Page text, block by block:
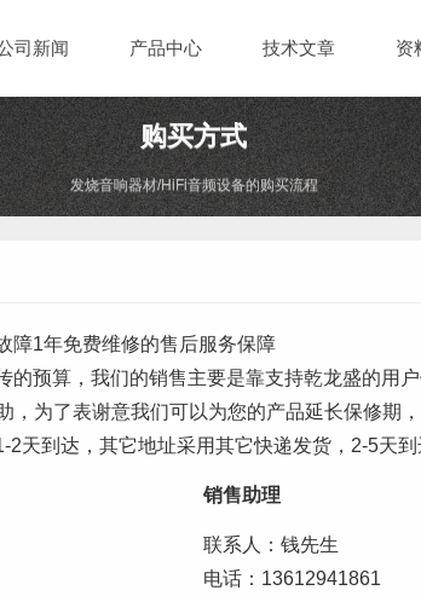
司新闻 产品中心 技术文章 资
购买方式
发烧音响器材/HiFi音频设备的购买流程
障1年免费维修的售后服务保障
预算，我们的销售主要是靠支持乾龙盛的用
为了表谢意我们可以为您的产品延长保修期
天到达，其它地址采用其它快递发货，2-5天到
销售助理
联系人：钱先生
电话：13612941861